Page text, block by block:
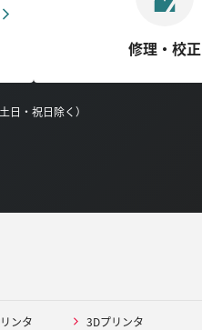
修理・校正
日・祝日除く）
ンタ
3Dプリンタ